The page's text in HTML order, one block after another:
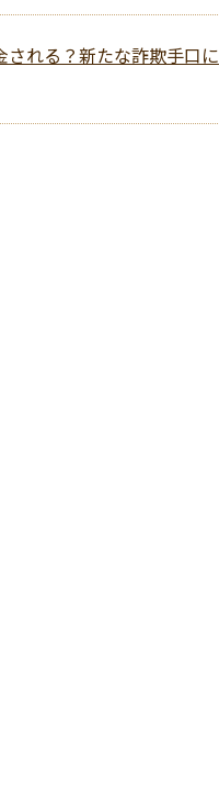
れる？新たな詐欺手口に